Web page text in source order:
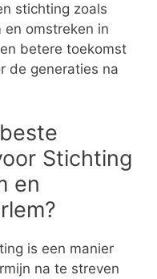
stichting zoals
en omstreken in
betere toekomst
de generaties na
Stichting
en
is een manier
na te streven